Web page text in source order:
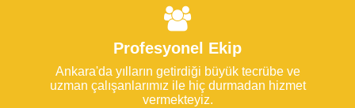
Profesyonel Ekip
Ankara'da yılların getirdiği büyük tecrübe ve
uzman çalışanlarımız ile hiç durmadan hizmet
vermekteyiz.